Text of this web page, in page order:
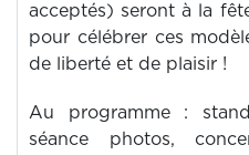
acceptés) seront à la
pour célébrer ces
de liberté et de plaisir !
Au programme :
séance photos,